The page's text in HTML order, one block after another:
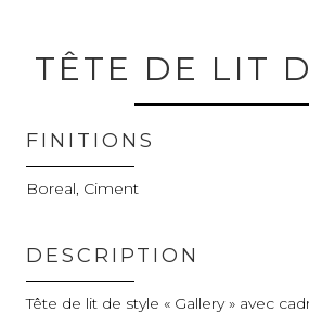
TÊTE DE LIT
FINITIONS
Boreal, Ciment
DESCRIPTION
Tête de lit de style « Gallery » avec